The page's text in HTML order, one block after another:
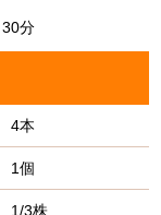
30分
4本
1個
1/3株